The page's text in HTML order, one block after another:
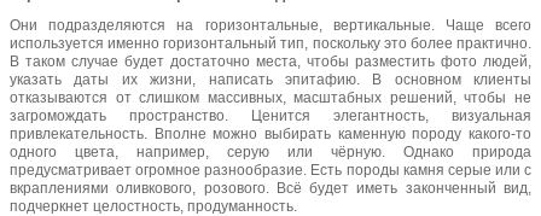
Они подразделяются на горизонтальные, вертикальные. Чаще всего
используется именно горизонтальный тип, поскольку это более практично.
В таком случае будет достаточно места, чтобы разместить фото людей,
указать даты их жизни, написать эпитафию. В основном клиенты
отказываются от слишком массивных, масштабных решений, чтобы не
загромождать пространство. Ценится элегантность, визуальная
привлекательность. Вполне можно выбирать каменную породу какого-то
одного цвета, например, серую или чёрную. Однако природа
предусматривает огромное разнообразие. Есть породы камня серые или с
вкраплениями оливкового, розового. Всё будет иметь законченный вид,
подчеркнет целостность, продуманность.